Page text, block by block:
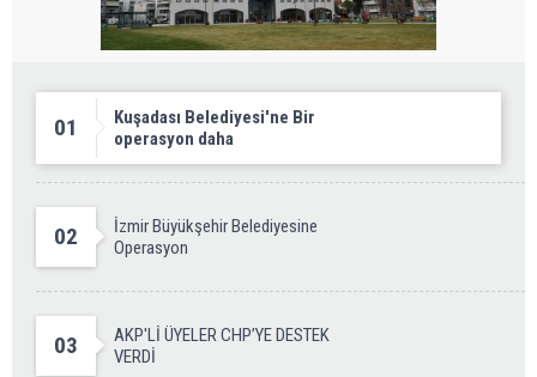
01
Kuşadası Belediyesi'ne Bir
operasyon daha
02
İzmir Büyükşehir Belediyesine
Operasyon
03
AKP'Lİ ÜYELER CHP’YE DESTEK
VERDİ